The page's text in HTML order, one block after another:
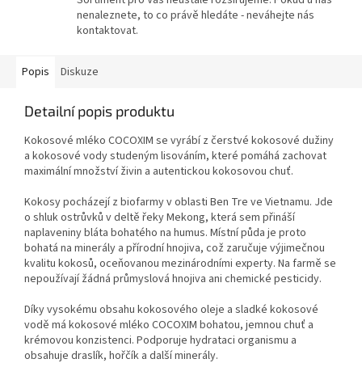
nenaleznete, to co právě hledáte - neváhejte nás
kontaktovat.
Popis Diskuze
Detailní popis produktu
Kokosové mléko COCOXIM se vyrábí z čerstvé kokosové dužiny
a kokosové vody studeným lisováním, které pomáhá zachovat
maximální množství živin a autentickou kokosovou chuť.
Kokosy pocházejí z biofarmy v oblasti Ben Tre ve Vietnamu. Jde
o shluk ostrůvků v deltě řeky Mekong, která sem přináší
naplaveniny bláta bohatého na humus. Místní půda je proto
bohatá na minerály a přírodní hnojiva, což zaručuje výjimečnou
kvalitu kokosů, oceňovanou mezinárodními experty. Na farmě se
nepoužívají žádná průmyslová hnojiva ani chemické pesticidy.
Díky vysokému obsahu kokosového oleje a sladké kokosové
vodě má kokosové mléko COCOXIM bohatou, jemnou chuť a
krémovou konzistenci. Podporuje hydrataci organismu a
obsahuje draslík, hořčík a další minerály.